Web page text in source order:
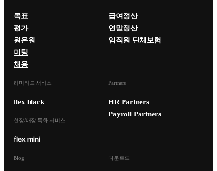
목표
평가
원온원
미팅
채용
급여정산
연말정산
임직원 단체보험
리미티드 서비스
flex black
현장/매장 특화 서비스
Partners
HR Partners
Payroll Partners
Blog 다운로드